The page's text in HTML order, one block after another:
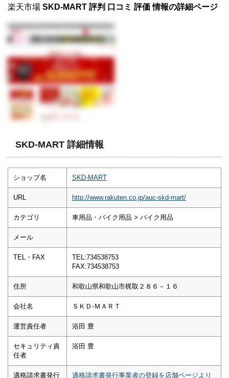
楽天市場 SKD-MART 評判 口コミ 評価 情報の詳細ページ
SKD-MART 詳細情報
ショップ名 SKD-MART
URL http://www.rakuten.co.jp/auc-skd-mart/
カテゴリ 車用品・バイク用品 > バイク用品
メール
TEL・FAX
TEL:734538753
FAX:734538753
住所 和歌山県和歌山市梶取２８６－１６
会社名 ＳＫＤ‐ＭＡＲＴ
運営責任者 浴田 豊
セキュリティ責
任者
浴田 豊
適格請求書発行
適格請求書発行事業者の登録を店舗ページより